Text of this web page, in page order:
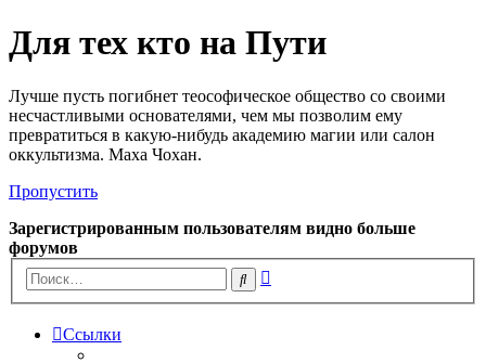
Для тех кто на Пути
Лучше пусть погибнет теософическое общество со своими
несчастливыми основателями, чем мы позволим ему
превратиться в какую-нибудь академию магии или салон
оккультизма. Маха Чохан.
Пропустить
Зарегистрированным пользователям видно больше
форумов
Поиск
Ссылки